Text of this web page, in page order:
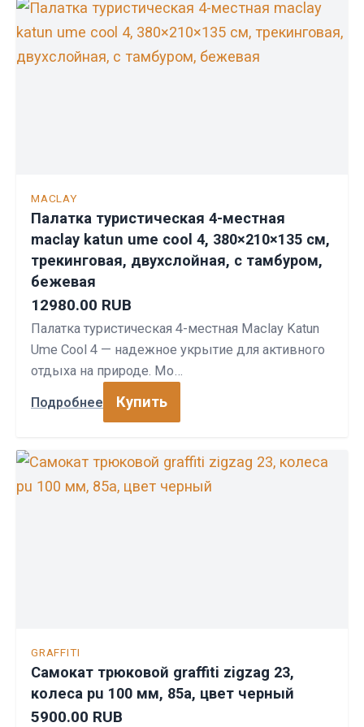
MACLAY
Палатка туристическая 4-местная
maclay katun ume cool 4, 380×210×135 см,
трекинговая, двухслойная, с тамбуром,
бежевая
12980.00 RUB
Палатка туристическая 4-местная Maclay Katun
Ume Cool 4 — надежное укрытие для активного
отдыха на природе. Мо…
Подробнее Купить
GRAFFITI
Самокат трюковой graffiti zigzag 23,
колеса pu 100 мм, 85а, цвет черный
5900.00 RUB